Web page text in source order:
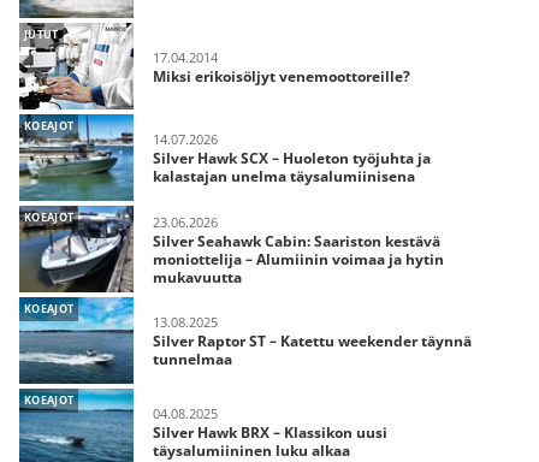
JUTUT
17.04.2014
Miksi erikoisöljyt venemoottoreille?
KOEAJOT
14.07.2026
Silver Hawk SCX – Huoleton työjuhta ja
kalastajan unelma täysalumiinisena
KOEAJOT 23.06.2026
Silver Seahawk Cabin: Saariston kestävä
moniottelija – Alumiinin voimaa ja hytin
mukavuutta
KOEAJOT
13.08.2025
Silver Raptor ST – Katettu weekender täynnä
tunnelmaa
KOEAJOT
04.08.2025
Silver Hawk BRX – Klassikon uusi
täysalumiininen luku alkaa